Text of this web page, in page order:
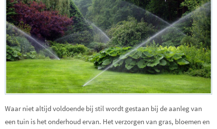
Waar niet altijd voldoende bij stil wordt gestaan bij de aanleg van
een tuin is het onderhoud ervan. Het verzorgen van gras, bloemen en